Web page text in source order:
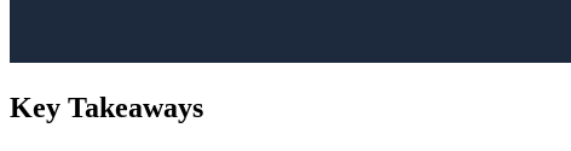
Key Takeaways